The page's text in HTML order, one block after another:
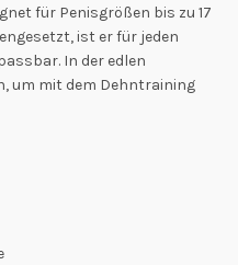
für Penisgrößen bis zu 17
ist er für jeden
In der edlen
um mit dem Dehntraining